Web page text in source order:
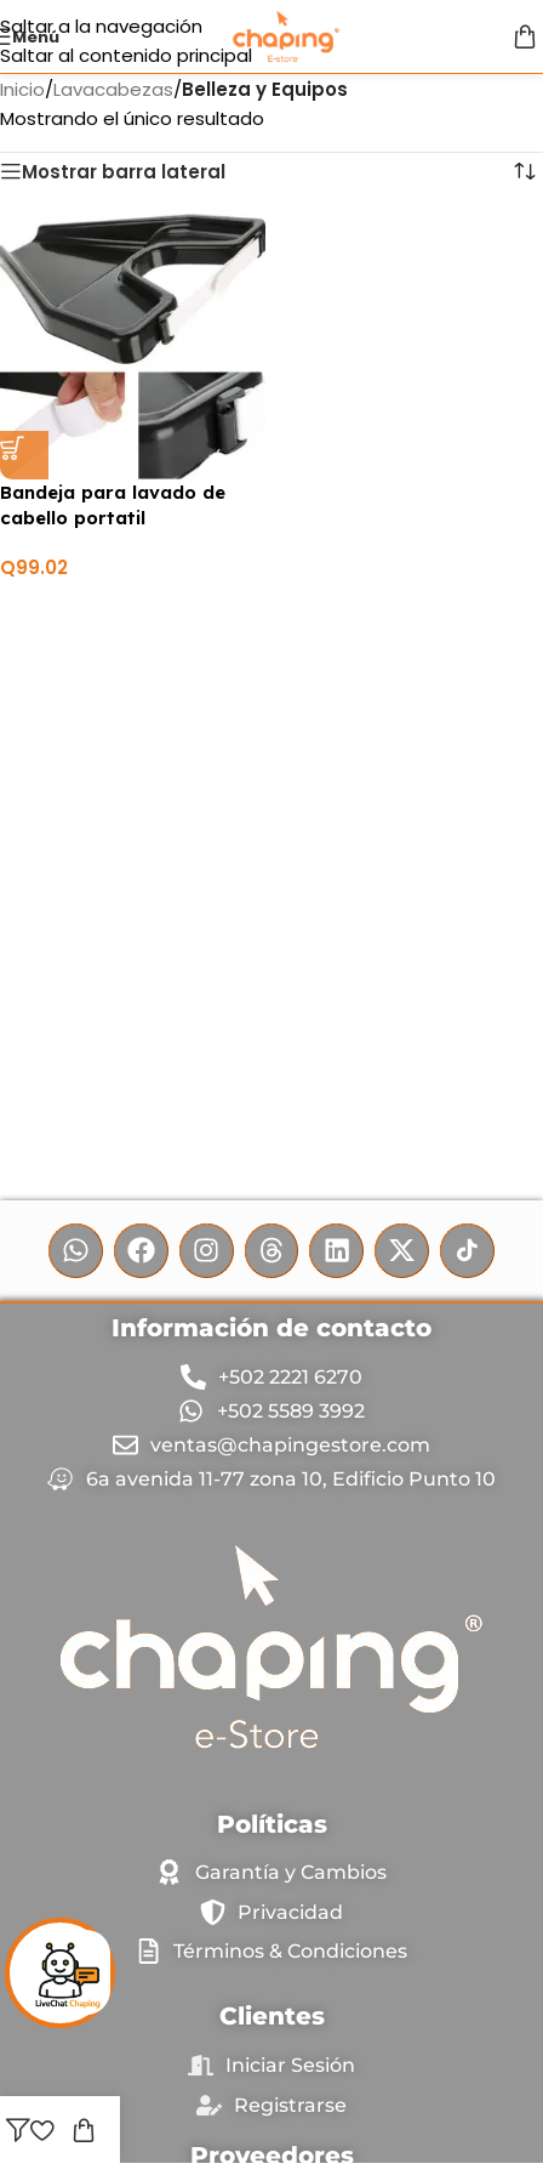
Saltar a la navegación
Saltar al contenido principal
Menú
Inicio/Lavacabezas/Belleza y Equipos
Mostrando el único resultado
Mostrar barra lateral
Bandeja para lavado de
cabello portatil
Q99.02
Información de contacto
+502 2221 6270
+502 5589 3992
ventas@chapingestore.com
6a avenida 11-77 zona 10, Edificio Punto 10
Políticas
Garantía y Cambios
Privacidad
Términos & Condiciones
Clientes
Iniciar Sesión
Registrarse
Proveedores